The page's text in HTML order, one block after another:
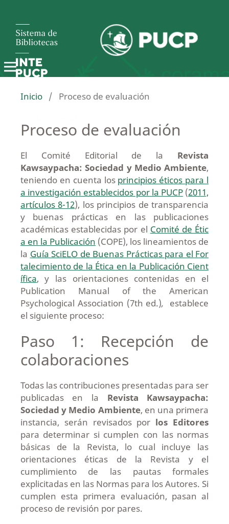
Inicio / Proceso de evaluación
Proceso de evaluación
El Comité Editorial de la Revista
Kawsaypacha: Sociedad y Medio Ambiente,
teniendo en cuenta los principios éticos para l
a investigación establecidos por la PUCP(2011,
artículos 8-12), los principios de transparencia
y buenas prácticas en las publicaciones
académicas establecidas por el Comité de Étic
a en la Publicación (COPE), los lineamientos de
la Guía SciELO de Buenas Prácticas para el For
talecimiento de la Ética en la Publicación Cient
ífica, y las orientaciones contenidas en el
Publication Manual of the American
Psychological Association (7th ed.),
establece
el siguiente proceso:
Paso 1: Recepción de
colaboraciones
Todas las contribuciones presentadas para ser
publicadas en la Revista Kawsaypacha:
Sociedad y Medio Ambiente, en una primera
instancia, serán revisados por los Editores
para determinar si cumplen con las normas
básicas de la Revista, lo cual incluye las
orientaciones éticas de la Revista y el
cumplimiento de las pautas formales
explicitadas en las Normas para los Autores. Si
cumplen esta primera evaluación, pasan al
proceso de revisión por pares.